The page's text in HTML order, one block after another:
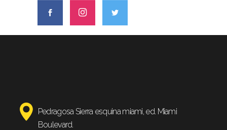
Pedragosa Sierra esquina miami, ed. Miami
Boulevard.